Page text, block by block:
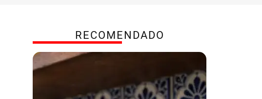
RECOMENDADO